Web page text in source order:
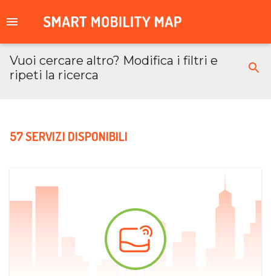
Vuoi cercare altro? Modifica i filtri e
ripeti la ricerca
57 SERVIZI DISPONIBILI